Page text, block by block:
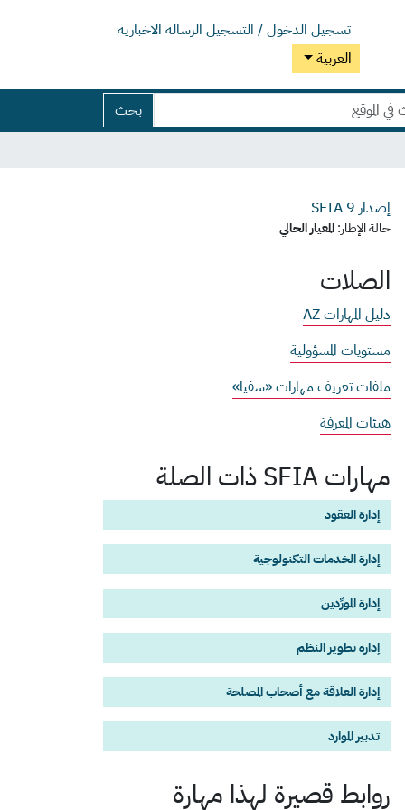
تسجيل الدخول / التسجيل الرساله الاخباريه
العربية
بحث
إصدار SFIA 9
حالة الإطار:المعيار الحالي
الصلات
دليل المهارات AZ
مستويات المسؤولية
ملفات تعريف مهارات «سفيا»
هيئات المعرفة
مهارات SFIA ذات الصلة
إدارة العقود
إدارة الخدمات التكنولوجية
إدارة المورِّدين
إدارة تطوير النظم
إدارة العلاقة مع أصحاب المصلحة
تدبير الموارد
روابط قصيرة لهذا مهارة